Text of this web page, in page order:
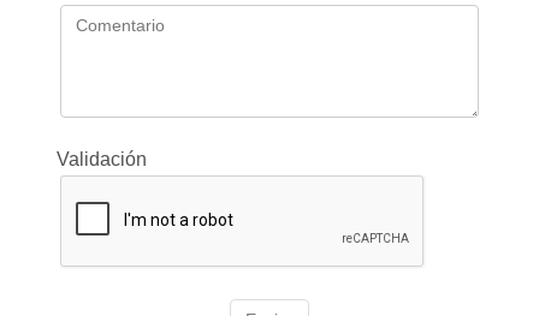
Validación